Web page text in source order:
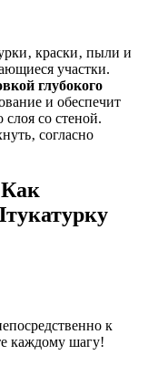
краски‚ пыли и
участки.
глубокого
и обеспечит
со стеной.
согласно
к
каждому шагу!